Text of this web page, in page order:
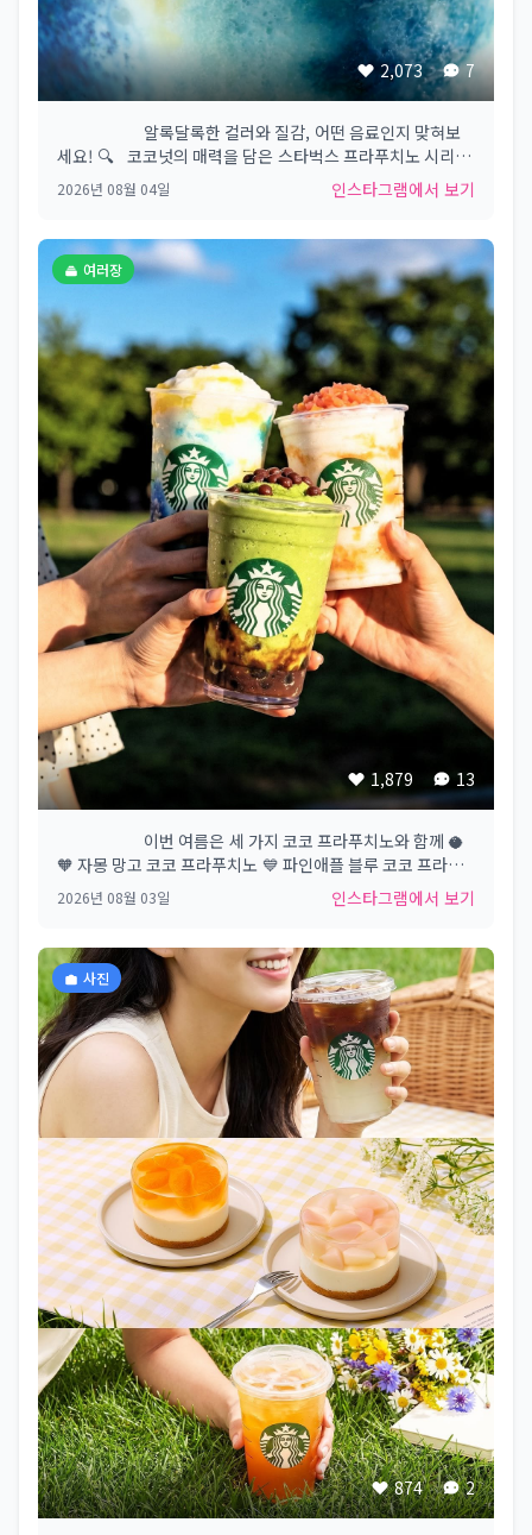
2,073 7
⠀⠀⠀⠀⠀⠀⠀ 알록달록한 컬러와 질감,​ 어떤 음료인지 맞혀보
세요! 🔍 ​ ​ 코코넛의 매력을 담은​ 스타벅스 프라푸치노 시리즈​
마지막 페이지에서 정답을 확인해 보세요! 💙🧡💚​ ​
#Starbucks #Starbuckskorea #스타벅스​
2026년 08월 04일 인스타그램에서 보기
여러장
1,879 13
⠀⠀⠀⠀⠀⠀⠀ 이번 여름은​ 세 가지 코코 프라푸치노와 함께 🥥​
🧡 자몽 망고 코코 프라푸치노​ 💙 파인애플 블루 코코 프라푸
치노​ 💚 레드빈 말차 코코 프라푸치노​ ​ #Starbucks
#Starbuckskorea #스타벅스​
2026년 08월 03일 인스타그램에서 보기
사진
874 2